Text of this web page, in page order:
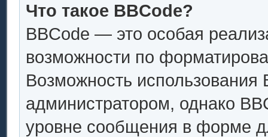
Что такое BBCode?
BBCode — это особая
возможности по
Возможность использования
администратором, однако
уровне сообщения в форме